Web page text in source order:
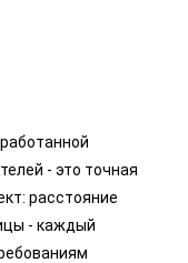
- это точная
расстояние
- каждый